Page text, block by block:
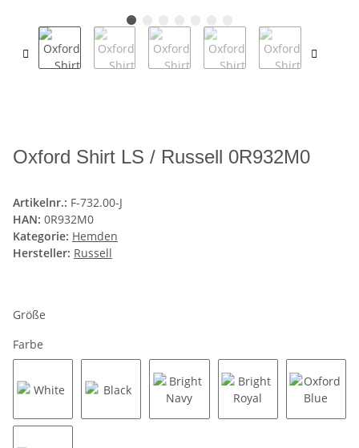
Oxford Shirt LS / Russell 0R932M0
Artikelnr.: F-732.00-J
HAN: 0R932M0
Kategorie: Hemden
Hersteller: Russell
Größe
Farbe
White